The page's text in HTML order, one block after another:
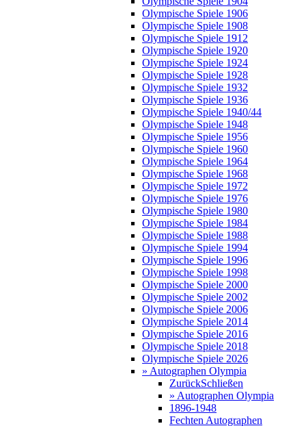
Olympische Spiele 1906
Olympische Spiele 1908
Olympische Spiele 1912
Olympische Spiele 1920
Olympische Spiele 1924
Olympische Spiele 1928
Olympische Spiele 1932
Olympische Spiele 1936
Olympische Spiele 1940/44
Olympische Spiele 1948
Olympische Spiele 1956
Olympische Spiele 1960
Olympische Spiele 1964
Olympische Spiele 1968
Olympische Spiele 1972
Olympische Spiele 1976
Olympische Spiele 1980
Olympische Spiele 1984
Olympische Spiele 1988
Olympische Spiele 1994
Olympische Spiele 1996
Olympische Spiele 1998
Olympische Spiele 2000
Olympische Spiele 2002
Olympische Spiele 2006
Olympische Spiele 2014
Olympische Spiele 2016
Olympische Spiele 2018
Olympische Spiele 2026
» Autographen Olympia
ZurückSchließen
» Autographen Olympia
1896-1948
Fechten Autographen